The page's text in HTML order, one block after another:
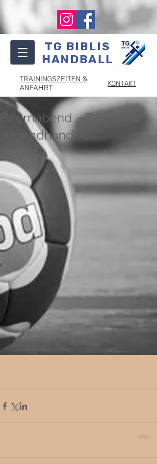
TG BIBLIS
HANDBALL
TRAININGSZEITEN &
ANFAHRT
KONTAKT
Elternabend – TG Biblis
Jugendhandball